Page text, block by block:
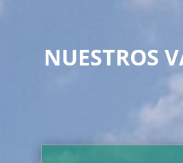
NUESTROS